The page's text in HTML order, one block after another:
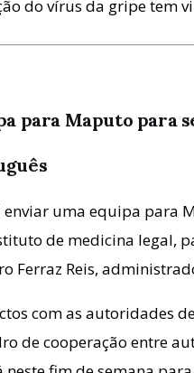
do vírus da gripe tem
para Maputo para
enviar uma equipa para
de medicina legal,
Ferraz Reis,
com as autoridades
de cooperação entre